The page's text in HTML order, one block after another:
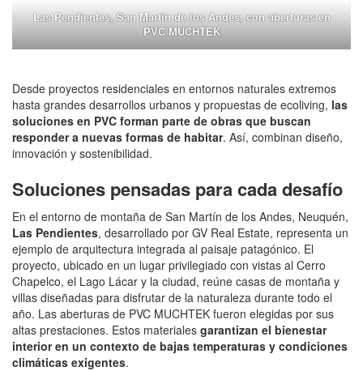
Las Pendientes, San Martín de los Andes, con aberturas en
PVC MUCHTEK
Desde proyectos residenciales en entornos naturales extremos
hasta grandes desarrollos urbanos y propuestas de ecoliving, las
soluciones en PVC forman parte de obras que buscan
responder a nuevas formas de habitar. Así, combinan diseño,
innovación y sostenibilidad.
Soluciones pensadas para cada desafío
En el entorno de montaña de San Martín de los Andes, Neuquén,
Las Pendientes, desarrollado por GV Real Estate, representa un
ejemplo de arquitectura integrada al paisaje patagónico. El
proyecto, ubicado en un lugar privilegiado con vistas al Cerro
Chapelco, el Lago Lácar y la ciudad, reúne casas de montaña y
villas diseñadas para disfrutar de la naturaleza durante todo el
año. Las aberturas de PVC MUCHTEK fueron elegidas por sus
altas prestaciones. Estos materiales garantizan el bienestar
interior en un contexto de bajas temperaturas y condiciones
climáticas exigentes.